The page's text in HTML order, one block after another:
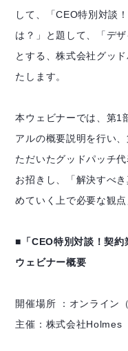
して、「CEO特別対談
は？」と題して、「デ
とする、株式会社グッ
たします。
本ウェビナーでは、第1
アルの概要説明を行い
ただいたグッドパッチ
お招きし、「解決すべ
めていく上で必要な観
■「CEO特別対談！契約
ウェビナー概要
開催場所 ：オンライン
主催：株式会社Holmes